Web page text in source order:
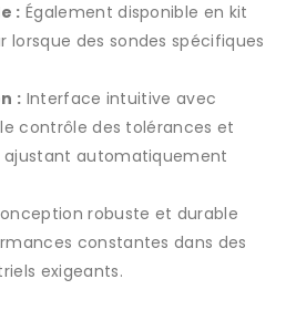
: Également disponible en kit
lorsque des sondes spécifiques
: Interface intuitive avec
contrôle des tolérances et
automatiquement
robuste et durable
constantes dans des
exigeants.